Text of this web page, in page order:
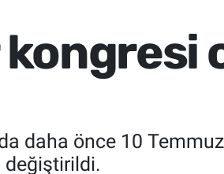
daha önce 10 Temmuz
değiştirildi.